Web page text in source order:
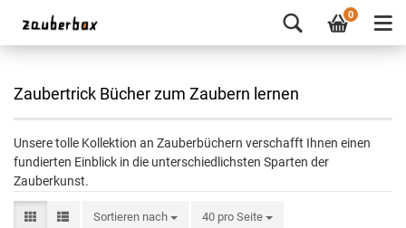
0
Zaubertrick Bücher zum Zaubern lernen
Unsere tolle Kollektion an Zauberbüchern verschafft Ihnen einen
fundierten Einblick in die unterschiedlichsten Sparten der
Zauberkunst.
Sortieren nach 40 pro Seite